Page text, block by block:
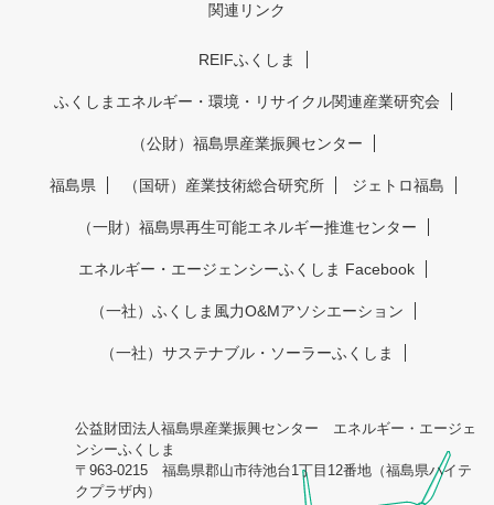
関連リンク
REIFふくしま
ふくしまエネルギー・環境・リサイクル関連産業研究会
（公財）福島県産業振興センター
福島県 （国研）産業技術総合研究所 ジェトロ福島
（一財）福島県再生可能エネルギー推進センター
エネルギー・エージェンシーふくしま Facebook
（一社）ふくしま風力O&Mアソシエーション
（一社）サステナブル・ソーラーふくしま
公益財団法人福島県産業振興センター エネルギー・エージェ
ンシーふくしま
〒963-0215 福島県郡山市待池台1丁目12番地（福島県ハイテ
クプラザ内）